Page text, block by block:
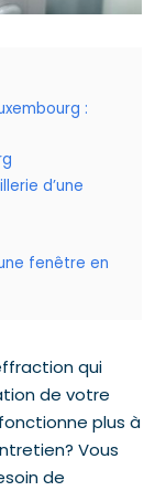
:
d’une
fenêtre en
qui
de votre
plus à
Vous
de